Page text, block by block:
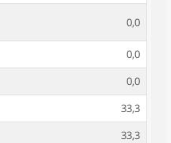
0,0
0,0
0,0
33,3
33,3